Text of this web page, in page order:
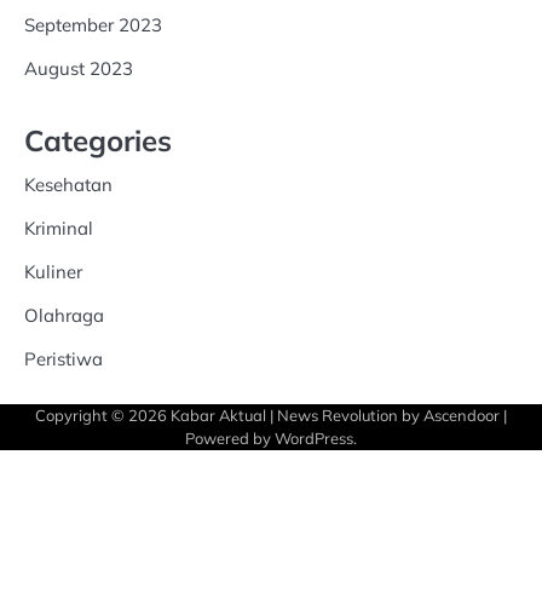
September 2023
August 2023
Categories
Kesehatan
Kriminal
Kuliner
Olahraga
Peristiwa
Copyright © 2026 Kabar Aktual | News Revolution by Ascendoor |
Powered byWordPress.